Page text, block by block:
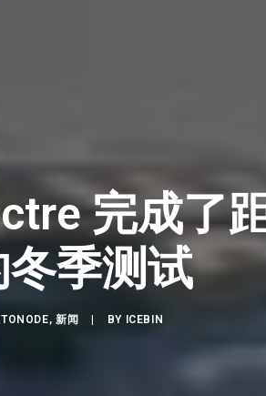
完成了
季测试
, 新闻 BY ICEBIN